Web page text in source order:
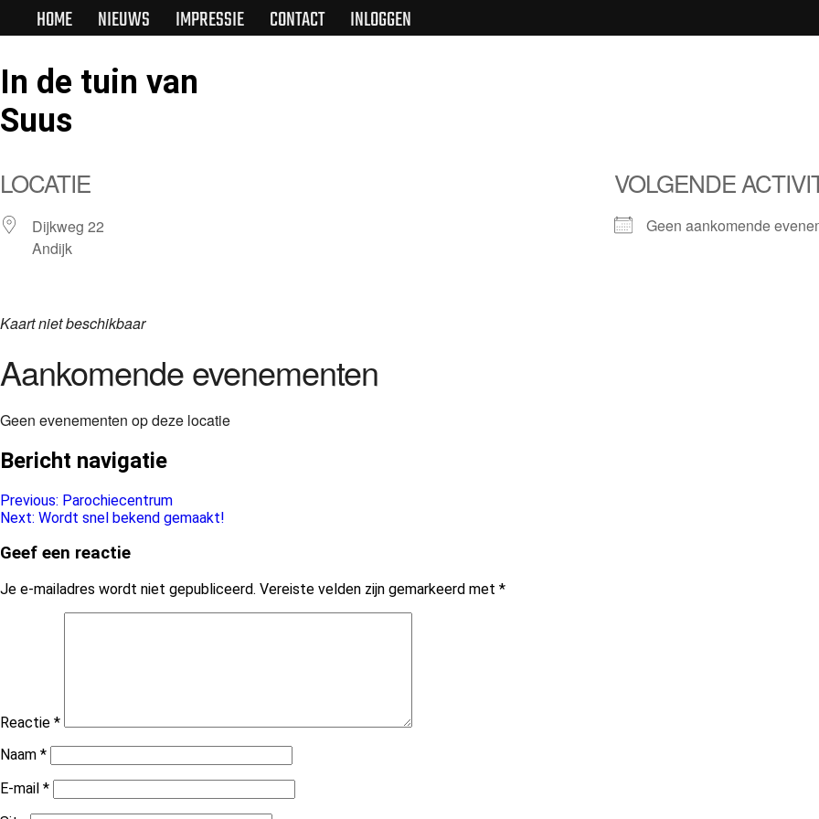
HOME NIEUWS IMPRESSIE CONTACT INLOGGEN
In de tuin van
Suus
LOCATIE
Dijkweg 22
Andijk
VOLGENDE
Geen aankomende
Kaart niet beschikbaar
Aankomende evenementen
Geen evenementen op deze locatie
Bericht navigatie
Previous: Parochiecentrum
Next: Wordt snel bekend gemaakt!
Geef een reactie
Je e-mailadres wordt niet gepubliceerd. Vereiste velden zijn gemarkeerd met *
Reactie *
Naam *
E-mail *